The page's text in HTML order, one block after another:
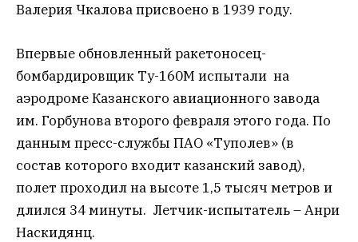
Валерия Чкалова присвоено в 1939 году.
Впервые обновленный ракетоносец-
бомбардировщик Ту-160М испытали на
аэродроме Казанского авиационного завода
им. Горбуновавторого февраля этого года. По
данным пресс-службы ПАО «Туполев» (в
состав которого входит казанский завод),
полет проходил на высоте 1,5 тысяч метров и
длился 34 минуты. Летчик-испытатель – Анри
Наскидянц.